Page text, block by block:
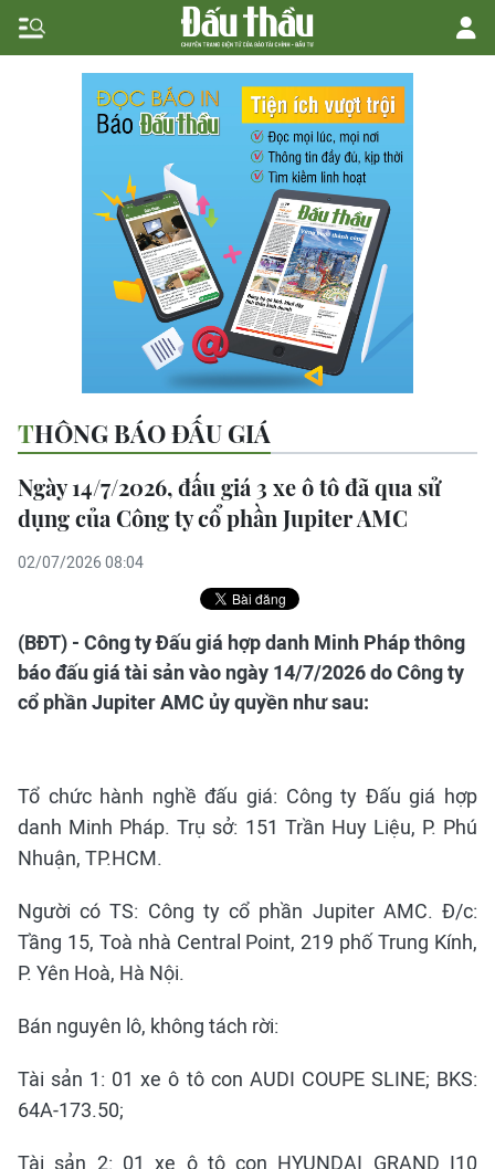
THÔNG BÁO ĐẤU GIÁ
Ngày 14/7/2026, đấu giá 3 xe ô tô đã qua sử
dụng của Công ty cổ phần Jupiter AMC
02/07/2026 08:04
(BĐT) - Công ty Đấu giá hợp danh Minh Pháp thông
báo đấu giá tài sản vào ngày 14/7/2026 do Công ty
cổ phần Jupiter AMC ủy quyền như sau:
Tổ chức hành nghề đấu giá: Công ty Đấu giá hợp
danh Minh Pháp. Trụ sở: 151 Trần Huy Liệu, P. Phú
Nhuận, TP.HCM.
Người có TS: Công ty cổ phần Jupiter AMC. Đ/c:
Tầng 15, Toà nhà Central Point, 219 phố Trung Kính,
P. Yên Hoà, Hà Nội.
Bán nguyên lô, không tách rời:
Tài sản 1: 01 xe ô tô con AUDI COUPE SLINE; BKS:
64A-173.50;
Tài sản 2: 01 xe ô tô con HYUNDAI GRAND I10